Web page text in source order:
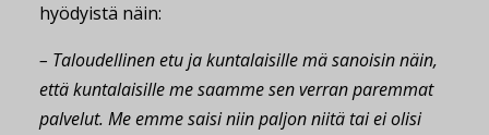
hyödyistä näin:
– Taloudellinen etu ja kuntalaisille mä sanoisin näin,
että kuntalaisille me saamme sen verran paremmat
palvelut. Me emme saisi niin paljon niitä tai ei olisi